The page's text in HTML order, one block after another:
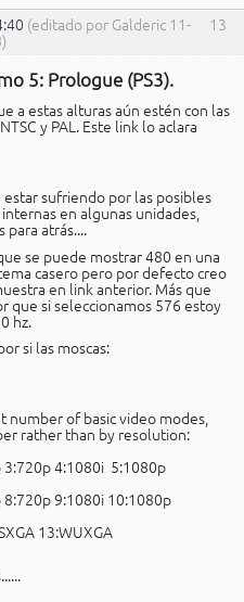
13
(editado por Galderic 11-
5: Prologue (PS3).
a estas alturas aún estén con las
y PAL. Este link lo aclara
sufriendo por las posibles
en algunas unidades,
para atrás....
se puede mostrar 480 en una
casero pero por defecto creo
en link anterior. Más que
que si seleccionamos 576 estoy
hz.
si las moscas:
number of basic video modes,
rather than by resolution:
4:1080i 5:1080p
9:1080i 10:1080p
13:WUXGA